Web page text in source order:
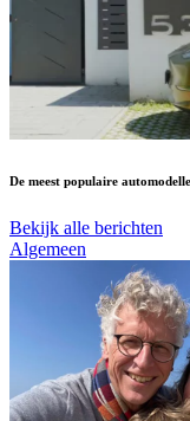
De meest populaire
Bekijk alle berichten
Algemeen